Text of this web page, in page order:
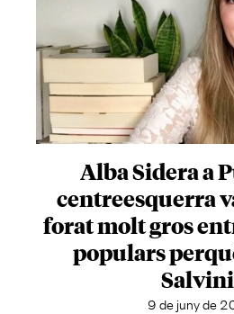
Alba Sidera a
centreesquerra
forat molt gros
populars
9 de juny de